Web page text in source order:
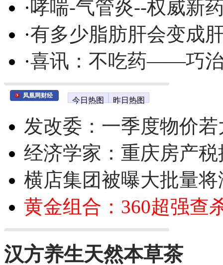
·哮喘-气管炎--权威新
·有多少脂肪肝会变成
·喜讯：不吃药——巧
凤凰网财经
今日热图 昨日热图
发改委：一季度物价
经济学家：重庆房产
横店集团被曝大批量
黄金组合：360超强查
汉方养生天然本草茶